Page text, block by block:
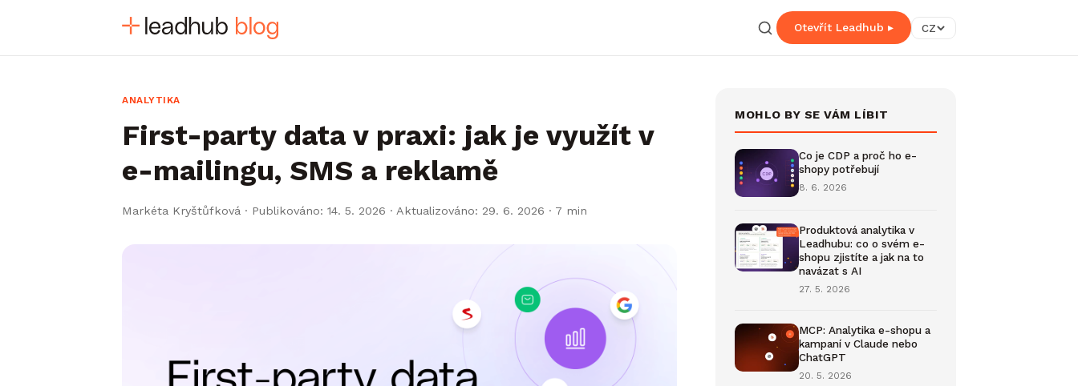
Otevřít Leadhub ▸ CZ
ANALYTIKA
First-party data v praxi: jak je využít v
e-mailingu, SMS a reklamě
Markéta Kryštůfková · Publikováno: 14. 5. 2026 · Aktualizováno: 29. 6. 2026 · 7 min
MOHLO BY SE VÁM LÍBIT
Co je CDP a proč ho e-
shopy potřebují
8. 6. 2026
Produktová analytika v
Leadhubu: co o svém e-
shopu zjistíte a jak na to
navázat s AI
27. 5. 2026
MCP: Analytika e-shopu a
kampaní v Claude nebo
ChatGPT
20. 5. 2026